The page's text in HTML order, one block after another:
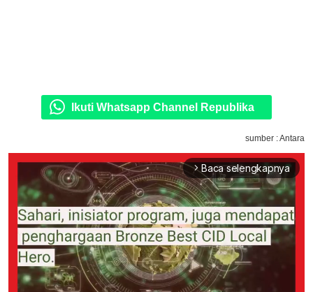
Ikuti Whatsapp Channel Republika
sumber : Antara
arrow_forward_ios Baca selengkapnya